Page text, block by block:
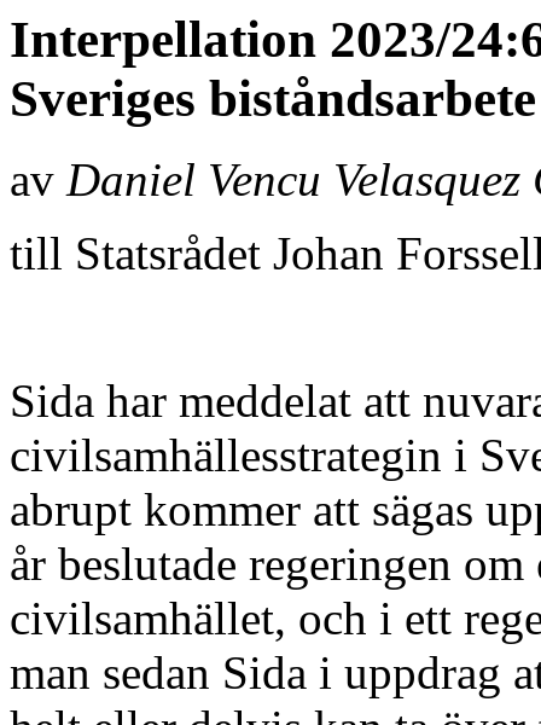
Interpellation 2023/
Sveriges biståndsarbete
av Daniel Vencu Velasquez
till Statsrådet Johan
Sida har meddelat att
civilsamhällesstrategin i
abrupt kommer att sägas
år beslutade regeringen
civilsamhället, och i ett
man sedan Sida i uppdrag